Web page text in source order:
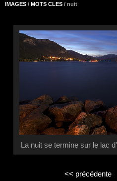
IMAGES / MOTS CLES / nuit
La nuit se termine sur le lac
<< précédente